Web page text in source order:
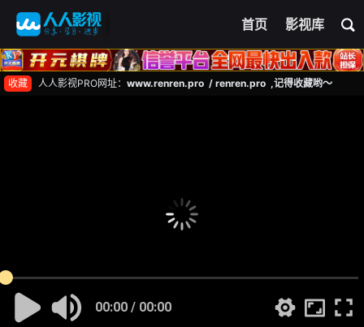
首页 影视库
收藏 人人影视PRO网址： www.renren.pro / renren.pro ,记得收藏哟～
00:00 / 00:00